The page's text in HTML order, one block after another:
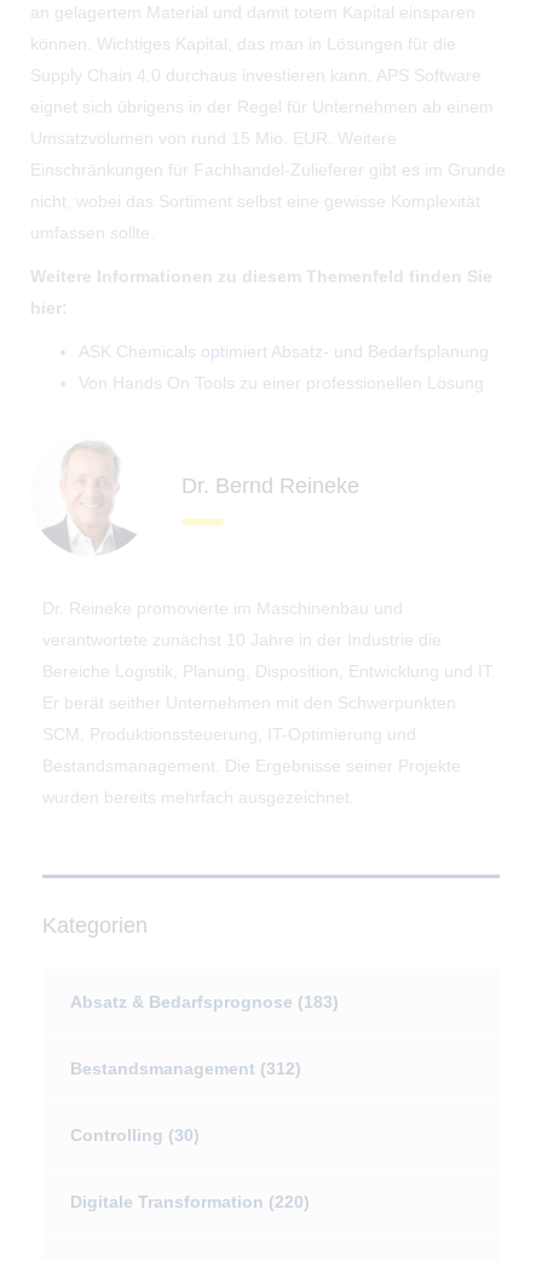
an gelagertem Material und damit totem Kapital einsparen
können. Wichtiges Kapital, das man in Lösungen für die
Supply Chain 4.0 durchaus investieren kann. APS Software
eignet sich übrigens in der Regel für Unternehmen ab einem
Umsatzvolumen von rund 15 Mio. EUR. Weitere
Einschränkungen für Fachhandel-Zulieferer gibt es im Grunde
nicht, wobei das Sortiment selbst eine gewisse Komplexität
umfassen sollte.
Weitere Informationen zu diesem Themenfeld finden Sie
hier:
ASK Chemicals optimiert Absatz- und Bedarfsplanung
Von Hands On Tools zu einer professionellen Lösung
Dr. Bernd Reineke
Dr. Reineke promovierte im Maschinenbau und
verantwortete zunächst 10 Jahre in der Industrie die
Bereiche Logistik, Planung, Disposition, Entwicklung und IT.
Er berät seither Unternehmen mit den Schwerpunkten
SCM, Produktionssteuerung, IT-Optimierung und
Bestandsmanagement. Die Ergebnisse seiner Projekte
wurden bereits mehrfach ausgezeichnet.
Kategorien
Absatz & Bedarfsprognose (183)
Bestandsmanagement (312)
Controlling (30)
Digitale Transformation (220)